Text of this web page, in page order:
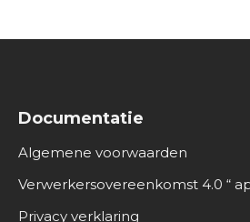
Documentatie
Algemene voorwaarden
Verwerkersovereenkomst 4.0 “
Privacy verklaring